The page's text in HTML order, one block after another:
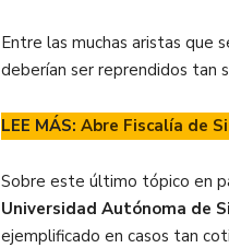
Entre las muchas aristas que
deberían ser reprendidos tan
LEE MÁS: Abre Fiscalía de
Sobre este último tópico en
Universidad Autónoma de
ejemplificado en casos tan